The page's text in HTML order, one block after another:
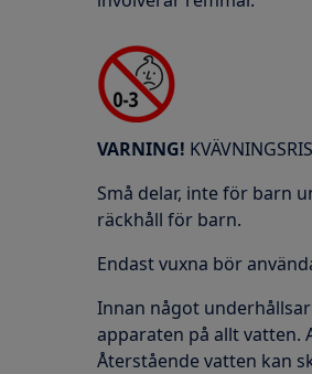
VARNING!
Små delar, inte för barn
räckhåll för barn.
Endast vuxna bör
Innan något
apparaten på allt
Återstående vatten kan